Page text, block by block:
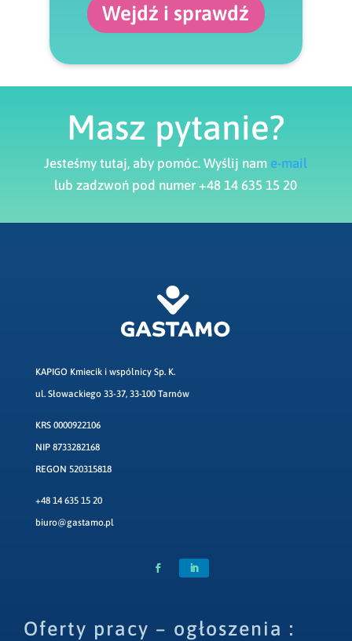
Wejdź i sprawdź
Masz pytanie?
Jesteśmy tutaj, aby pomóc. Wyślij nam e-mail
lub zadzwoń pod numer +48 14 635 15 20
KAPIGO Kmiecik i wspólnicy Sp. K.
ul. Słowackiego 33-37, 33-100 Tarnów
KRS 0000922106
NIP 8733282168
REGON 520315818
+48 14 635 15 20
biuro@gastamo.pl
Oferty pracy – ogłoszenia :